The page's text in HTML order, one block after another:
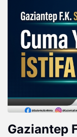
Gaziantep